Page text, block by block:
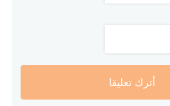
أترك تعليقا